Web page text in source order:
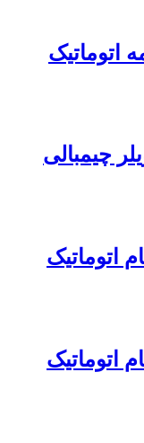
نیمه اتوماتیک
چیمبالی
تمام اتوماتیک
تمام اتوماتیک